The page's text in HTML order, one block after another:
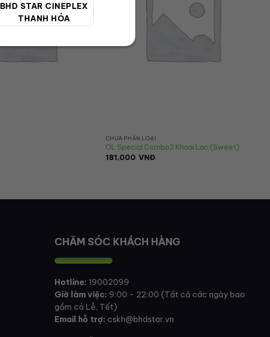
BHD STAR CINEPLEX
THANH HÓA
CHƯA PHÂN LOẠI
OL Special Combo2 Khoai Lac (Sweet)
181,000 VNĐ
CHĂM SÓC KHÁCH HÀNG
Hotline: 19002099
Giờ làm việc: 9:00 - 22:00 (Tất cả các ngày bao
gồm cả Lễ, Tết)
Email hỗ trợ: cskh@bhdstar.vn